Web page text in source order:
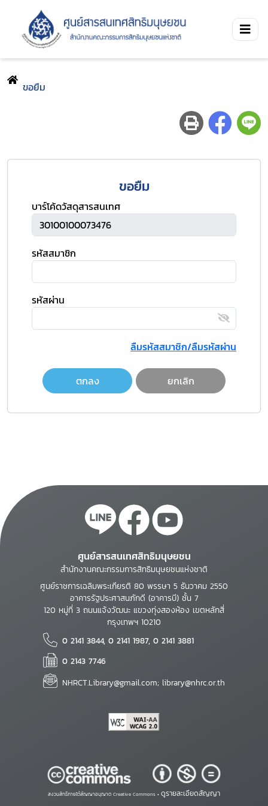
ขอยืม
ขอยืม
บาร์โค้ดวัสดุสารสนเทศ
รหัสสมาชิก
รหัสผ่าน
ลืมรหัสสมาชิก/ลืมรหัสผ่าน
ตกลง ยกเลิก
ศูนย์สารสนเทศสิทธิมนุษยชน
สำนักงานคณะกรรมการสิทธิมนุษยชนแห่งชาติ
ศูนย์ราชการเฉลิมพระเกียรติ 80 พรรษา 5 ธันวาคม 2550
อาคารรัฐประศาสนภักดี (อาคารบี) ชั้น 7
120 หมู่ที่ 3 ถนนแจ้งวัฒนะ แขวงทุ่งสองห้อง เขตหลักสี่
กรุงเทพฯ 10210
0 2141 3844, 0 2141 1987, 0 2141 3881
0 2143 7746
NHRCT.Library@gmail.com; library@nhrc.or.th
สงวนสิทธิ์ภายใต้สัญญาอนุญาต Creative Commons • ดูรายละเอียดสัญญา